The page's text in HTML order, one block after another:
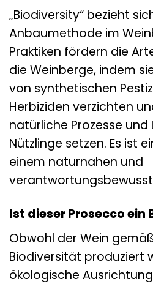
„Biodiversity“ bezieht
Anbaumethode im
Praktiken fördern die
die Weinberge, indem
von synthetischen
Herbiziden verzichten
natürliche Prozesse
Nützlinge setzen. Es ist
einem naturnahen und
Ist dieser Prosecco ein
Obwohl der Wein
Biodiversität produziert
ökologische